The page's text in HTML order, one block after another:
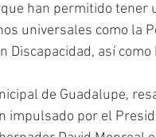
han permitido
universales como la
Discapacidad, así
de Guadalupe,
impulsado por el